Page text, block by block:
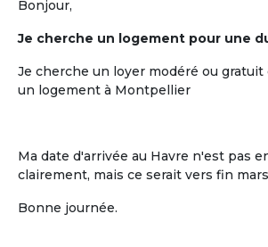
Bonjour,
Je cherche un logement pour une
Je cherche un loyer modéré ou gratuit
un logement à Montpellier
Ma date d'arrivée au Havre n'est pas
clairement, mais ce serait vers fin
Bonne journée.